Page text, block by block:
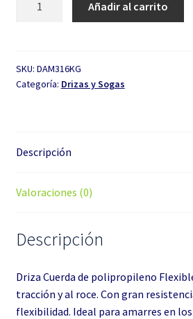
Kg
cantidad
Añadir al carrito
SKU: DAM316KG
Categoría: Drizas y Sogas
Descripción
Valoraciones (0)
Descripción
Driza Cuerda de polipropileno
tracción y al roce. Con gran
flexibilidad. Ideal para amarres en